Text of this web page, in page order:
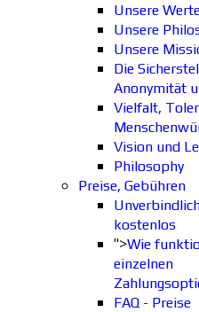
Unsere
Unsere
Unsere
Die
Anonymität
Vielfalt,
Vision und
Philosophy
Preise, Gebühren
kostenlos
">Wie
einzelnen
FAQ - Preise